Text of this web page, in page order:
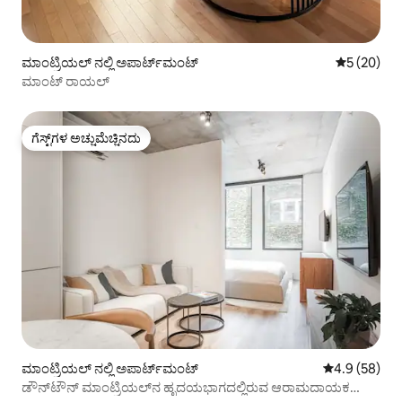
ಮಾಂಟ್ರಿಯಲ್ ನಲ್ಲಿ ಅಪಾರ್ಟ್‌ಮಂಟ್ 5 ರಲ್ಲಿ 5
5 (20)
ಮಾಂಟ್ ರಾಯಲ್
ಗೆಸ್ಟ್‌ಗಳ ಅಚ್ಚುಮೆಚ್ಚಿನದು
ಗೆಸ್ಟ್‌ಗಳ ಅಚ್ಚುಮೆಚ್ಚಿನದು
ಮಾಂಟ್ರಿಯಲ್ ನಲ್ಲಿ ಅಪಾರ್ಟ್‌ಮಂಟ್ 5 ರಲ್ಲಿ 4.9
4.9 (58)
ಡೌನ್‌ಟೌನ್ ಮಾಂಟ್ರಿಯಲ್‌ನ ಹೃದಯಭಾಗದಲ್ಲಿರುವ ಆರಾಮದಾಯಕ